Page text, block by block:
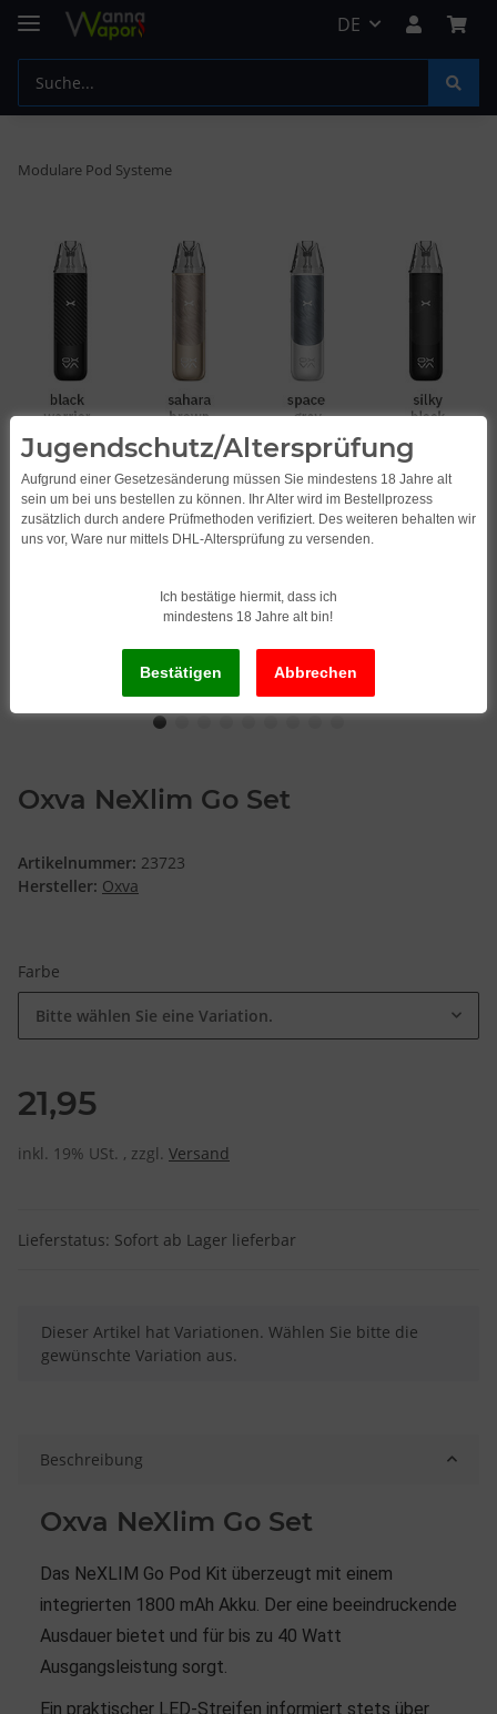
DE
Modulare Pod Systeme
Oxva NeXlim Go Set
Artikelnummer: 23723
Hersteller: Oxva
Farbe
Bitte wählen Sie eine Variation.
21,95
inkl. 19% USt. , zzgl. Versand
Lieferstatus: Sofort ab Lager lieferbar
x
Dieser Artikel hat Variationen. Wählen Sie bitte die
gewünschte Variation aus.
Beschreibung
Oxva NeXlim Go Set
Das NeXLIM Go Pod Kit überzeugt mit einem
integrierten 1800 mAh Akku. Der eine beeindruckende
Ausdauer bietet und für bis zu 40 Watt
Ausgangsleistung sorgt.
Ein praktischer LED-Streifen informiert stets über
Jugendschutz/Altersprüfung
Aufgrund einer Gesetzesänderung müssen Sie mindestens 18 Jahre alt
sein um bei uns bestellen zu können. Ihr Alter wird im Bestellprozess
zusätzlich durch andere Prüfmethoden verifiziert. Des weiteren behalten wir
uns vor, Ware nur mittels DHL-Altersprüfung zu versenden.
Ich bestätige hiermit, dass ich
mindestens 18 Jahre alt bin!